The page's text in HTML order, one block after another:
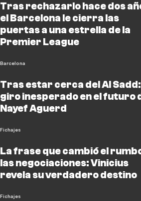
Tras rechazarlo hace dos
el Barcelona le cierra las
puertas a una estrella de la
Premier League
Barcelona
Tras estar cerca del Al Sadd:
giro inesperado en el futuro
Nayef Aguerd
Fichajes
La frase que cambió el
las negociaciones: Vinicius
revela su verdadero destino
Fichajes